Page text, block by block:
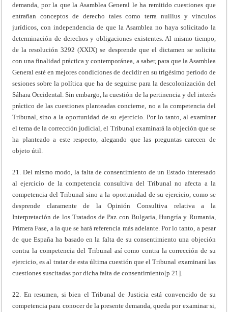
demanda, por la que la Asamblea General le ha remitido cuestiones que
entrañan conceptos de derecho tales como terra nullius y vínculos
jurídicos, con independencia de que la Asamblea no haya solicitado la
determinación de derechos y obligaciones existentes. Al mismo tiempo,
de la resolución 3292 (XXIX) se desprende que el dictamen se solicita
con una finalidad práctica y contemporánea, a saber, para que la Asamblea
General esté en mejores condiciones de decidir en su trigésimo período de
sesiones sobre la política que ha de seguirse para la descolonización del
Sáhara Occidental. Sin embargo, la cuestión de la pertinencia y del interés
práctico de las cuestiones planteadas concierne, no a la competencia del
Tribunal, sino a la oportunidad de su ejercicio. Por lo tanto, al examinar
el tema de la corrección judicial, el Tribunal examinará la objeción que se
ha planteado a este respecto, alegando que las preguntas carecen de
objeto útil.
21. Del mismo modo, la falta de consentimiento de un Estado interesado
al ejercicio de la competencia consultiva del Tribunal no afecta a la
competencia del Tribunal sino a la oportunidad de su ejercicio, como se
desprende claramente de la Opinión Consultiva relativa a la
Interpretación de los Tratados de Paz con Bulgaria, Hungría y Rumania,
Primera Fase, a la que se hará referencia más adelante. Por lo tanto, a pesar
de que España ha basado en la falta de su consentimiento una objeción
contra la competencia del Tribunal así como contra la corrección de su
ejercicio, es al tratar de esta última cuestión que el Tribunal examinará las
cuestiones suscitadas por dicha falta de consentimiento[p 21].
22. En resumen, si bien el Tribunal de Justicia está convencido de su
competencia para conocer de la presente demanda, queda por examinar si,